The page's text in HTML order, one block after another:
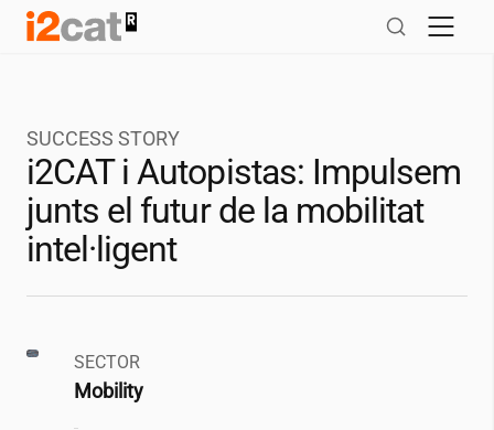
Salta
SUCCESS STORY
i2CATi Autopistas: Impulsem
junts el futur de la mobilitat
intel·ligent
SECTOR
Mobility